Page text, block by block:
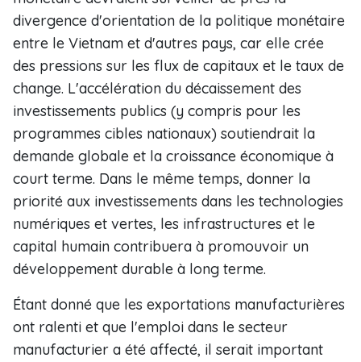
divergence d'orientation de la politique monétaire
entre le Vietnam et d'autres pays, car elle crée
des pressions sur les flux de capitaux et le taux de
change. L'accélération du décaissement des
investissements publics (y compris pour les
programmes cibles nationaux) soutiendrait la
demande globale et la croissance économique à
court terme. Dans le même temps, donner la
priorité aux investissements dans les technologies
numériques et vertes, les infrastructures et le
capital humain contribuera à promouvoir un
développement durable à long terme.
Étant donné que les exportations manufacturières
ont ralenti et que l'emploi dans le secteur
manufacturier a été affecté, il serait important